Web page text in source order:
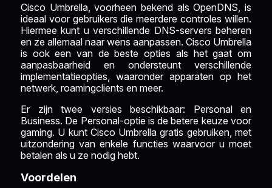
Cisco Umbrella, voorheen bekend als OpenDNS, is
ideaal voor gebruikers die meerdere controles willen.
Hiermee kunt u verschillende DNS-servers beheren
en ze allemaal naar wens aanpassen. Cisco Umbrella
is ook een van de beste opties als het gaat om
aanpasbaarheid en ondersteunt verschillende
implementatieopties, waaronder apparaten op het
netwerk, roamingclients en meer.
Er zijn twee versies beschikbaar: Personal en
Business. De Personal-optie is de betere keuze voor
gaming. U kunt Cisco Umbrella gratis gebruiken, met
uitzondering van enkele functies waarvoor u moet
betalen als u ze nodig hebt.
Voordelen